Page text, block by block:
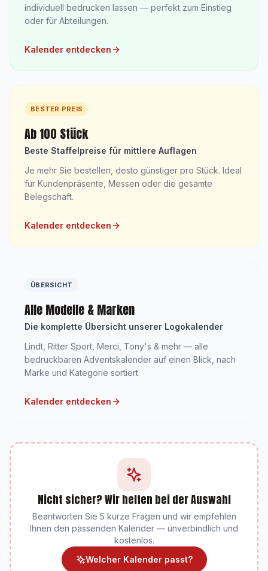
individuell bedrucken lassen — perfekt zum Einstieg
oder für Abteilungen.
Kalender entdecken
BESTER PREIS
Ab 100 Stück
Beste Staffelpreise für mittlere Auflagen
Je mehr Sie bestellen, desto günstiger pro Stück. Ideal
für Kundenpräsente, Messen oder die gesamte
Belegschaft.
Kalender entdecken
ÜBERSICHT
Alle Modelle & Marken
Die komplette Übersicht unserer Logokalender
Lindt, Ritter Sport, Merci, Tony's & mehr — alle
bedruckbaren Adventskalender auf einen Blick, nach
Marke und Kategorie sortiert.
Kalender entdecken
Nicht sicher? Wir helfen bei der Auswahl
Beantworten Sie 5 kurze Fragen und wir empfehlen
Ihnen den passenden Kalender — unverbindlich und
kostenlos.
Welcher Kalender passt?